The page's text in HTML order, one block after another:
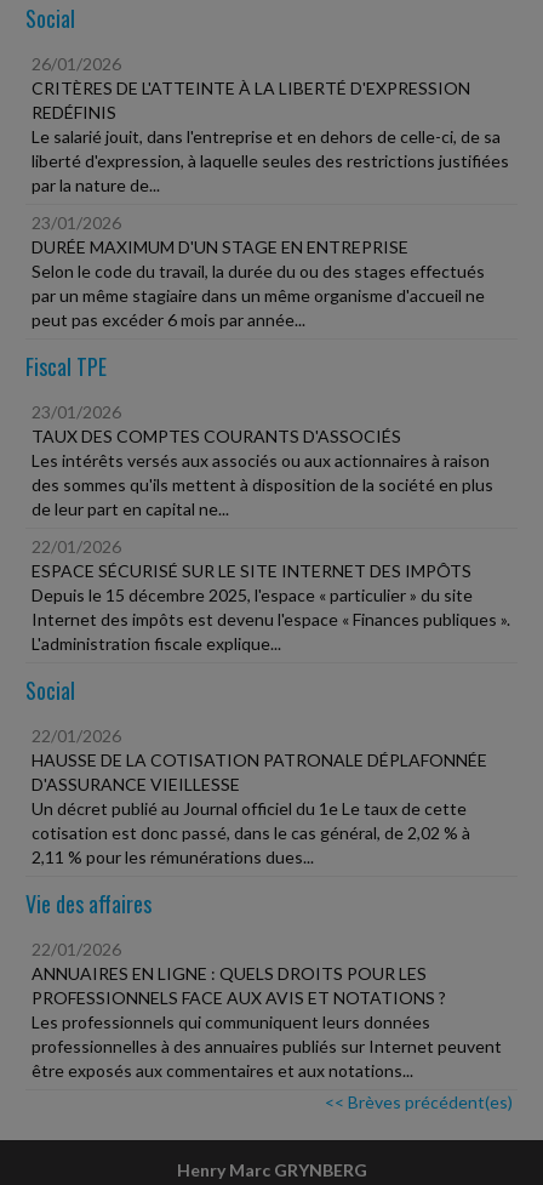
Social
26/01/2026
CRITÈRES DE L'ATTEINTE À LA LIBERTÉ D'EXPRESSION
REDÉFINIS
Le salarié jouit, dans l'entreprise et en dehors de celle-ci, de sa
liberté d'expression, à laquelle seules des restrictions justifiées
par la nature de...
23/01/2026
DURÉE MAXIMUM D'UN STAGE EN ENTREPRISE
Selon le code du travail, la durée du ou des stages effectués
par un même stagiaire dans un même organisme d'accueil ne
peut pas excéder 6 mois par année...
Fiscal TPE
23/01/2026
TAUX DES COMPTES COURANTS D'ASSOCIÉS
Les intérêts versés aux associés ou aux actionnaires à raison
des sommes qu'ils mettent à disposition de la société en plus
de leur part en capital ne...
22/01/2026
ESPACE SÉCURISÉ SUR LE SITE INTERNET DES IMPÔTS
Depuis le 15 décembre 2025, l'espace « particulier » du site
Internet des impôts est devenu l'espace « Finances publiques ».
L'administration fiscale explique...
Social
22/01/2026
HAUSSE DE LA COTISATION PATRONALE DÉPLAFONNÉE
D'ASSURANCE VIEILLESSE
Un décret publié au Journal officiel du 1e Le taux de cette
cotisation est donc passé, dans le cas général, de 2,02 % à
2,11 % pour les rémunérations dues...
Vie des affaires
22/01/2026
ANNUAIRES EN LIGNE : QUELS DROITS POUR LES
PROFESSIONNELS FACE AUX AVIS ET NOTATIONS ?
Les professionnels qui communiquent leurs données
professionnelles à des annuaires publiés sur Internet peuvent
être exposés aux commentaires et aux notations...
<< Brèves précédent(es)
Henry Marc GRYNBERG